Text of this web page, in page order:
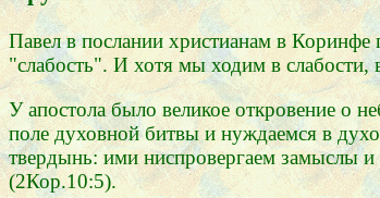
Павел в послании христианам в
"слабость". И хотя мы ходим в
У апостола было великое откровение о
поле духовной битвы и нуждаемся в
твердынь: ими ниспровергаем замыслы
(2Кор.10:5).